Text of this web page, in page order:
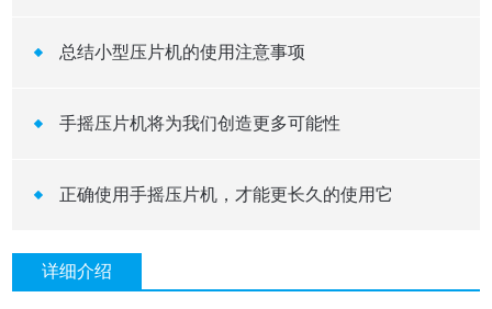
总结小型压片机的使用注意事项
手摇压片机将为我们创造更多可能性
正确使用手摇压片机，才能更长久的使用它
详细介绍